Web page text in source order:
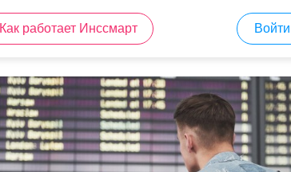
Как работает Инссмарт Войти